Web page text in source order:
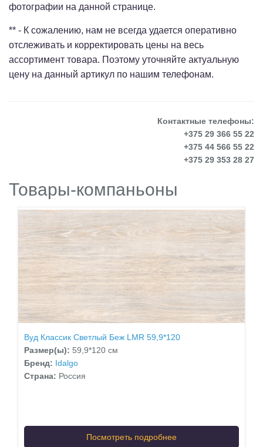
фотографии на данной странице.
** - К сожалению, нам не всегда удается оперативно
отслеживать и корректировать цены на весь
ассортимент товара. Поэтому уточняйте актуальную
цену на данный артикул по нашим телефонам.
Контактные телефоны:
+375 29 366 55 22
+375 44 566 55 22
+375 29 353 28 27
Товары-компаньоны
Вуд Классик Светлый Беж LMR 59,9*120
Размер(ы): 59,9*120 см
Бренд: Idalgo
Страна: Россия
Посмотреть подробнее